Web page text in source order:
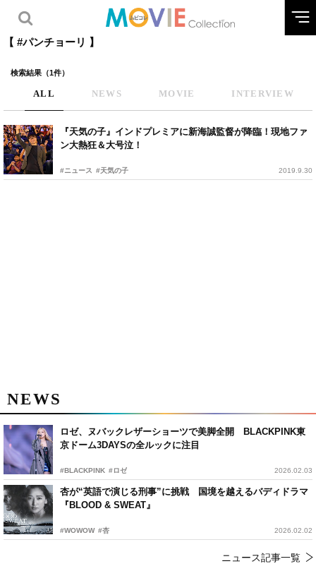
【 #パンチョーリ 】
検索結果（1件）
ALL NEWS MOVIE INTERVIEW
『天気の子』インドプレミアに新海誠監督が降臨！現地ファ
ン大熱狂＆大号泣！
#ニュース #天気の子 2019.9.30
NEWS
ロゼ、ヌバックレザーショーツで美脚全開 BLACKPINK東
京ドーム3DAYSの全ルックに注目
#BLACKPINK #ロゼ 2026.02.03
杏が“英語で演じる刑事”に挑戦 国境を越えるバディドラマ
『BLOOD & SWEAT』
#WOWOW #杏 2026.02.02
ニュース記事一覧